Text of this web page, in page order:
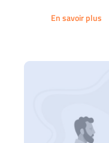
En savoir plus